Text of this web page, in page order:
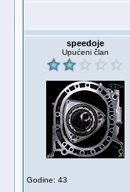
speedoje
Upućeni član
Godine: 43